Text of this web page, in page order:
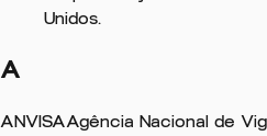
Unidos.
A
ANVISAAgência Nacional de